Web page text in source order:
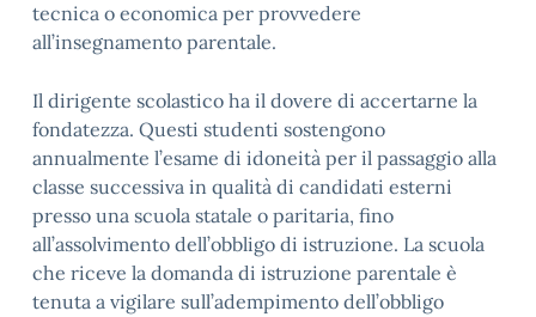
tecnica o economica per provvedere
all’insegnamento parentale.
Il dirigente scolastico ha il dovere di accertarne la
fondatezza. Questi studenti sostengono
annualmente l’esame di idoneità per il passaggio alla
classe successiva in qualità di candidati esterni
presso una scuola statale o paritaria, fino
all’assolvimento dell’obbligo di istruzione. La scuola
che riceve la domanda di istruzione parentale è
tenuta a vigilare sull’adempimento dell’obbligo